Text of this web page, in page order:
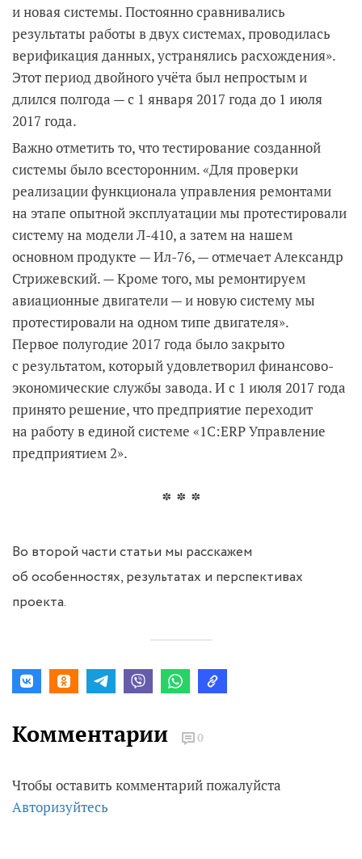
и новая системы. Постоянно сравнивались
результаты работы в двух системах, проводилась
верификация данных, устранялись расхождения».
Этот период двойного учёта был непростым и
длился полгода — с 1 января 2017 года до 1 июля
2017 года.
Важно отметить то, что тестирование созданной
системы было всесторонним. «Для проверки
реализации функционала управления ремонтами
на этапе опытной эксплуатации мы протестировали
систему на модели Л-410, а затем на нашем
основном продукте — Ил-76, — отмечает Александр
Стрижевский. — Кроме того, мы ремонтируем
авиационные двигатели — и новую систему мы
протестировали на одном типе двигателя».
Первое полугодие 2017 года было закрыто
с результатом, который удовлетворил финансово-
экономические службы завода. И с 1 июля 2017 года
принято решение, что предприятие переходит
на работу в единой системе «1С:ERP Управление
предприятием 2».
* * *
Во второй части статьи мы расскажем
об особенностях, результатах и перспективах
проекта.
Комментарии 0
Чтобы оставить комментарий пожалуйста
Авторизуйтесь